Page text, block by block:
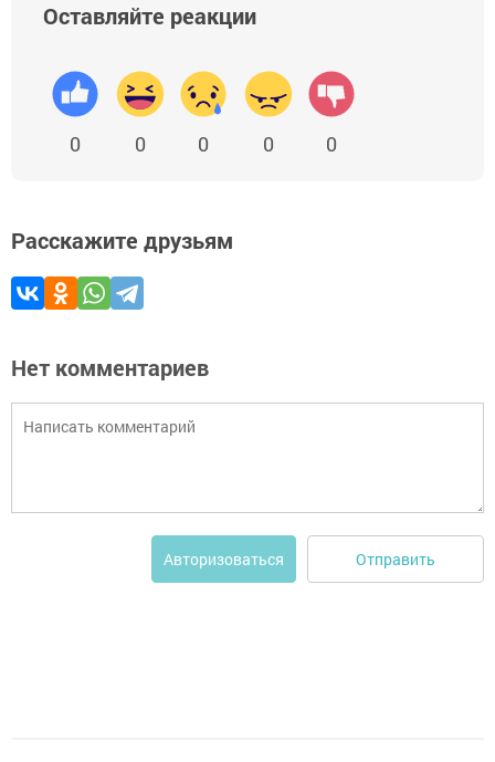
Оставляйте реакции
0 0 0 0 0
Расскажите друзьям
Нет комментариев
Авторизоваться Отправить